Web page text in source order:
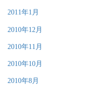
2011年1月
2010年12月
2010年11月
2010年10月
2010年8月